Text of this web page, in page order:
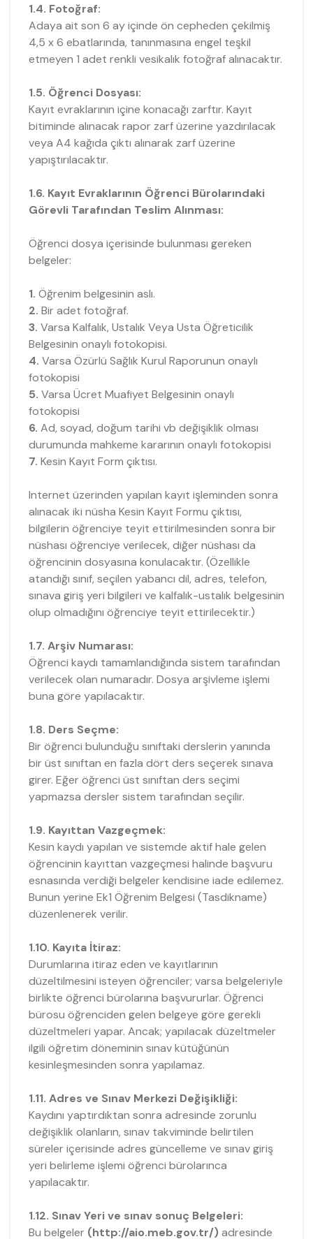
1.4. Fotoğraf:
Adaya ait son 6 ay içinde ön cepheden çekilmiş
4,5 x 6 ebatlarında, tanınmasına engel teşkil
etmeyen 1 adet renkli vesikalık fotoğraf alınacaktır.
1.5. Öğrenci Dosyası:
Kayıt evraklarının içine konacağı zarftır. Kayıt
bitiminde alınacak rapor zarf üzerine yazdırılacak
veya A4 kağıda çıktı alınarak zarf üzerine
yapıştırılacaktır.
1.6. Kayıt Evraklarının Öğrenci Bürolarındaki
Görevli Tarafından Teslim Alınması:
Öğrenci dosya içerisinde bulunması gereken
belgeler:
1. Öğrenim belgesinin aslı.
2. Bir adet fotoğraf.
3. Varsa Kalfalık, Ustalık Veya Usta Öğreticilik
Belgesinin onaylı fotokopisi.
4. Varsa Özürlü Sağlık Kurul Raporunun onaylı
fotokopisi
5. Varsa Ücret Muafiyet Belgesinin onaylı
fotokopisi
6. Ad, soyad, doğum tarihi vb değişiklik olması
durumunda mahkeme kararının onaylı fotokopisi
7. Kesin Kayıt Form çıktısı.
Internet üzerinden yapılan kayıt işleminden sonra
alınacak iki nüsha Kesin Kayıt Formu çıktısı,
bilgilerin öğrenciye teyit ettirilmesinden sonra bir
nüshası öğrenciye verilecek, diğer nüshası da
öğrencinin dosyasına konulacaktır. (Özellikle
atandığı sınıf, seçilen yabancı dil, adres, telefon,
sınava giriş yeri bilgileri ve kalfalık-ustalık belgesinin
olup olmadığını öğrenciye teyit ettirilecektir.)
1.7. Arşiv Numarası:
Öğrenci kaydı tamamlandığında sistem tarafından
verilecek olan numaradır. Dosya arşivleme işlemi
buna göre yapılacaktır.
1.8. Ders Seçme:
Bir öğrenci bulunduğu sınıftaki derslerin yanında
bir üst sınıftan en fazla dört ders seçerek sınava
girer. Eğer öğrenci üst sınıftan ders seçimi
yapmazsa dersler sistem tarafından seçilir.
1.9. Kayıttan Vazgeçmek:
Kesin kaydı yapılan ve sistemde aktif hale gelen
öğrencinin kayıttan vazgeçmesi halinde başvuru
esnasında verdiği belgeler kendisine iade edilemez.
Bunun yerine Ek1 Öğrenim Belgesi (Tasdikname)
düzenlenerek verilir.
1.10. Kayıta İtiraz:
Durumlarına itiraz eden ve kayıtlarının
düzeltilmesini isteyen öğrenciler; varsa belgeleriyle
birlikte öğrenci bürolarına başvururlar. Öğrenci
bürosu öğrenciden gelen belgeye göre gerekli
düzeltmeleri yapar. Ancak; yapılacak düzeltmeler
ilgili öğretim döneminin sınav kütüğünün
kesinleşmesinden sonra yapılamaz.
1.11. Adres ve Sınav Merkezi Değişikliği:
Kaydını yaptırdıktan sonra adresinde zorunlu
değişiklik olanların, sınav takviminde belirtilen
süreler içerisinde adres güncelleme ve sınav giriş
yeri belirleme işlemi öğrenci bürolarınca
yapılacaktır.
1.12. Sınav Yeri ve sınav sonuç Belgeleri:
Bu belgeler (http://aio.meb.gov.tr/)adresinde